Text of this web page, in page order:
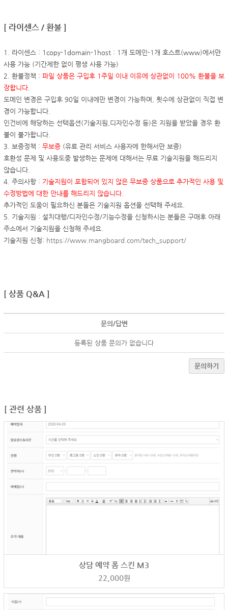
[ 라이센스 / 환불 ]
1. 라이센스 : 1copy-1domain-1host : 1개 도메인-1개 호스트(www)에서만
사용 가능 (기간제한 없이 평생 사용 가능)
2. 환불정책 : 파일 상품은 구입후 1주일 이내 이유에 상관없이 100% 환불을 보
장합니다.
도메인 변경은 구입후 90일 이내에만 변경이 가능하며, 횟수에 상관없이 직접 변
경이 가능합니다.
인건비에 해당하는 선택옵션(기술지원,디자인수정 등)은 지원을 받았을 경우 환
불이 불가합니다.
3. 보증정책 : 무보증 (유료 관리 서비스 사용자에 한해서만 보증)
호환성 문제 및 사용도중 발생하는 문제에 대해서는 무료 기술지원을 해드리지
않습니다.
4. 주의사항 : 기술지원이 포함되어 있지 않은 무보증 상품으로 추가적인 사용 및
수정방법에 대한 안내를 해드리지 않습니다.
추가적인 도움이 필요하신 분들은 기술지원 옵션을 선택해 주세요.
5. 기술지원 : 설치대행/디자인수정/기능수정을 신청하시는 분들은 구매후 아래
주소에서 기술지원을 신청해 주세요.
기술지원 신청: https://www.mangboard.com/tech_support/
[ 상품 Q&A ]
문의/답변
등록된 상품 문의가 없습니다
문의하기
[ 관련 상품 ]
상담 예약 폼 스킨 M3
22,000원